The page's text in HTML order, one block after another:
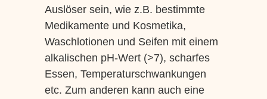
Auslöser sein, wie z.B. bestimmte
Medikamente und Kosmetika,
Waschlotionen und Seifen mit einem
alkalischen pH-Wert (>7), scharfes
Essen, Temperaturschwankungen
etc. Zum anderen kann auch eine